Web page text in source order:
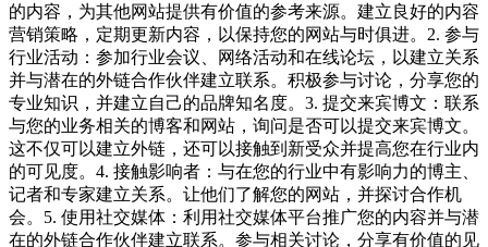
的内容，为其他网站提供有价值的参考来源。建立良好的内容
营销策略，定期更新内容，以保持您的网站与时俱进。2. 参与
行业活动：参加行业会议、网络活动和在线论坛，以建立关系
并与潜在的外链合作伙伴建立联系。积极参与讨论，分享您的
专业知识，并建立自己的品牌知名度。3. 提交来宾博文：联系
与您的业务相关的博客和网站，询问是否可以提交来宾博文。
这不仅可以建立外链，还可以接触到新受众并提高您在行业内
的可见度。4. 接触影响者：与在您的行业中有影响力的博主、
记者和专家建立关系。让他们了解您的网站，并探讨合作机
会。5. 使用社交媒体：利用社交媒体平台推广您的内容并与潜
在的外链合作伙伴建立联系。参与相关讨论，分享有价值的见